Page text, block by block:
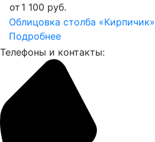
от 1 100 руб.
Облицовка столба «Кирпичик»
Подробнее
Телефоны и контакты: